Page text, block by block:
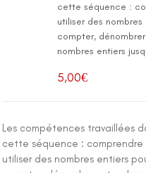
cette séquence :
utiliser des
compter,
nombres entiers
5,00€
Les compétences travaillées
cette séquence : comprendre
utiliser des nombres entiers